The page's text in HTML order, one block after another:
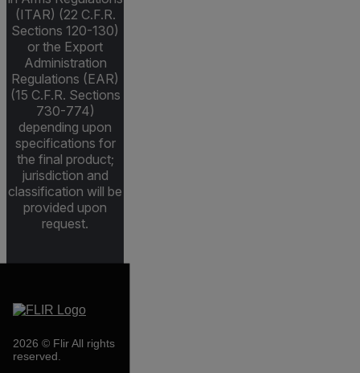
(ITAR) (22 C.F.R.
Sections 120-130)
or the Export
Administration
Regulations (EAR)
(15 C.F.R. Sections
730-774)
depending upon
specifications for
the final product;
jurisdiction and
classification will be
provided upon
request.
2026 © Flir All rights
reserved.